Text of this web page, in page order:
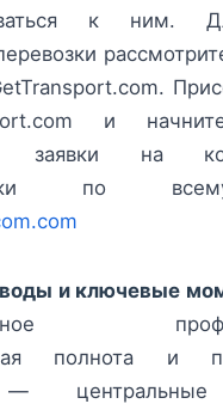
к ним.
и
заявки на
по
и ключевые
полнота и
центральные